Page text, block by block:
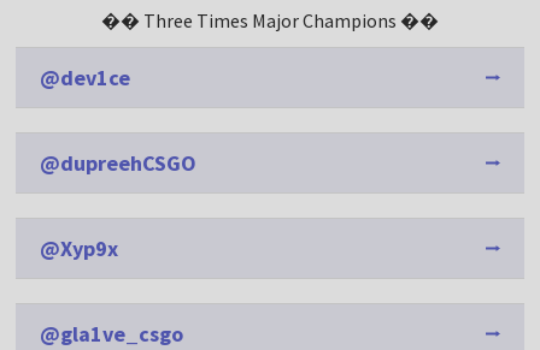
�� Three Times Major Champions ��
@dev1ce
@dupreehCSGO
@Xyp9x
@gla1ve_csgo